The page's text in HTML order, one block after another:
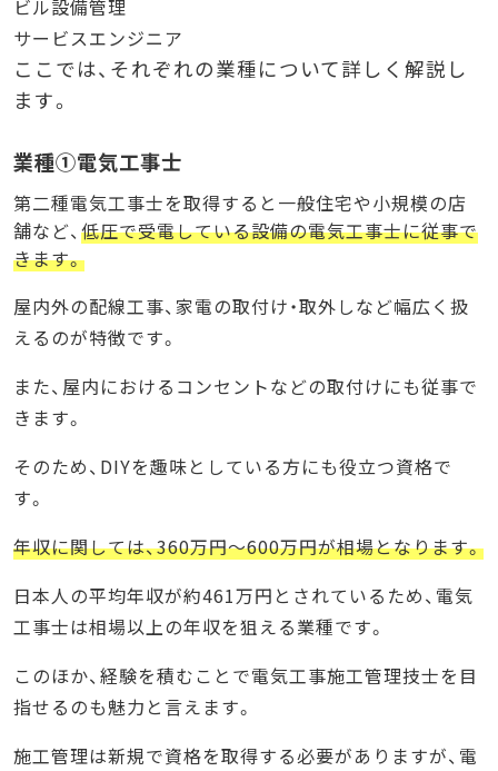
ビル設備管理
サービスエンジニア
ここでは、それぞれの業種について詳しく解説し
ます。
業種①電気工事士
第二種電気工事士を取得すると一般住宅や小規模の店
舗など、低圧で受電している設備の電気工事士に従事で
きます。
屋内外の配線工事、家電の取付け・取外しなど幅広く扱
えるのが特徴です。
また、屋内におけるコンセントなどの取付けにも従事で
きます。
そのため、DIYを趣味としている方にも役立つ資格で
す。
年収に関しては、360万円～600万円が相場となります。
日本人の平均年収が約461万円とされているため、電気
工事士は相場以上の年収を狙える業種です。
このほか、経験を積むことで電気工事施工管理技士を目
指せるのも魅力と言えます。
施工管理は新規で資格を取得する必要がありますが、電